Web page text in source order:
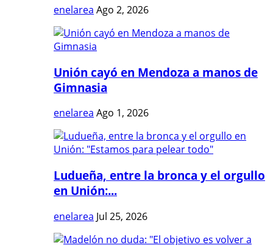
enelarea Ago 2, 2026
Unión cayó en Mendoza a manos de
Gimnasia
enelarea Ago 1, 2026
Ludueña, entre la bronca y el orgullo
en Unión:...
enelarea Jul 25, 2026